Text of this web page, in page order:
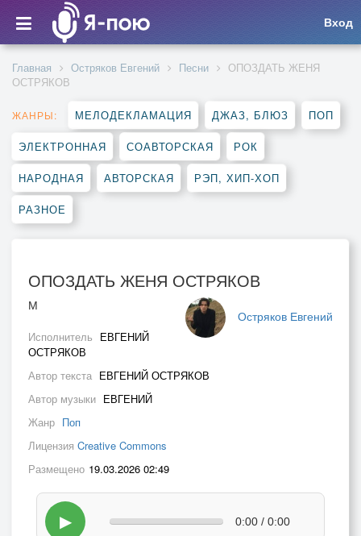
Вход
Главная Остряков Евгений Песни
ОПОЗДАТЬ ЖЕНЯ
ОСТРЯКОВ
ЖАНРЫ: МЕЛОДЕКЛАМАЦИЯ ДЖАЗ, БЛЮЗ ПОП
ЭЛЕКТРОННАЯ СОАВТОРСКАЯ РОК
НАРОДНАЯ АВТОРСКАЯ РЭП, ХИП-ХОП
РАЗНОЕ
ОПОЗДАТЬ ЖЕНЯ ОСТРЯКОВ
Остряков Евгений
М
Исполнитель ЕВГЕНИЙ
ОСТРЯКОВ
Автор текста ЕВГЕНИЙ ОСТРЯКОВ
Автор музыки ЕВГЕНИЙ
Жанр Поп
Лицензия Creative Commons
Размещено 19.03.2026 02:49
▶ 0:00 / 0:00